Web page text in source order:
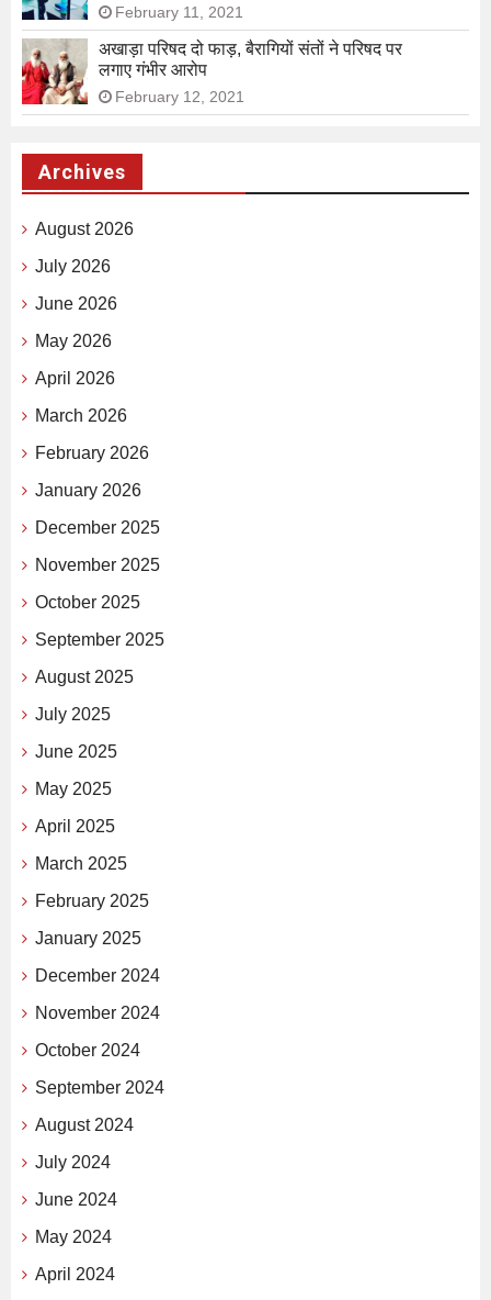
February 11, 2021
अखाड़ा परिषद दो फाड़, बैरागियों संतों ने परिषद पर
लगाए गंभीर आरोप
February 12, 2021
Archives
August 2026
July 2026
June 2026
May 2026
April 2026
March 2026
February 2026
January 2026
December 2025
November 2025
October 2025
September 2025
August 2025
July 2025
June 2025
May 2025
April 2025
March 2025
February 2025
January 2025
December 2024
November 2024
October 2024
September 2024
August 2024
July 2024
June 2024
May 2024
April 2024